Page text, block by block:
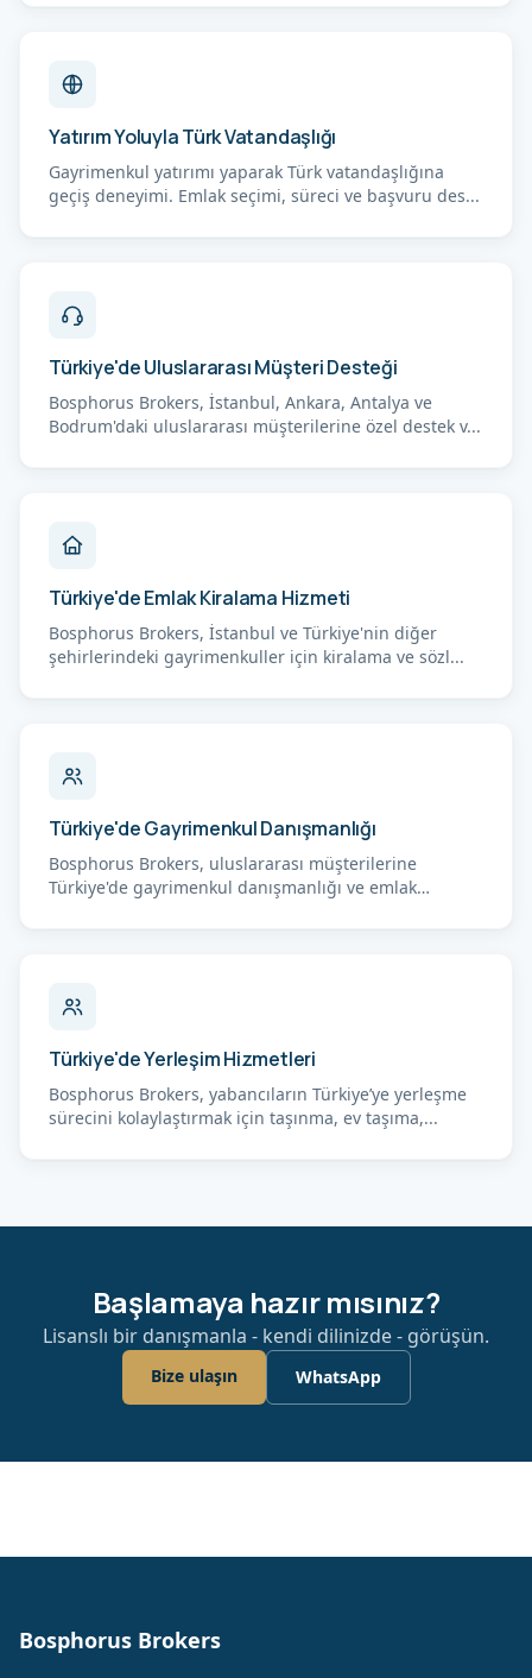
Yatırım Yoluyla Türk Vatandaşlığı
Gayrimenkul yatırımı yaparak Türk vatandaşlığına
geçiş deneyimi. Emlak seçimi, süreci ve başvuru des...
Türkiye'de Uluslararası Müşteri Desteği
Bosphorus Brokers, İstanbul, Ankara, Antalya ve
Bodrum'daki uluslararası müşterilerine özel destek v...
Türkiye'de Emlak Kiralama Hizmeti
Bosphorus Brokers, İstanbul ve Türkiye'nin diğer
şehirlerindeki gayrimenkuller için kiralama ve sözl...
Türkiye'de Gayrimenkul Danışmanlığı
Bosphorus Brokers, uluslararası müşterilerine
Türkiye'de gayrimenkul danışmanlığı ve emlak
Türkiye'de Yerleşim Hizmetleri
Bosphorus Brokers, yabancıların Türkiye’ye yerleşme
sürecini kolaylaştırmak için taşınma, ev taşıma,...
Başlamaya hazır mısınız?
Lisanslı bir danışmanla - kendi dilinizde - görüşün.
Bize ulaşın WhatsApp
Bosphorus Brokers